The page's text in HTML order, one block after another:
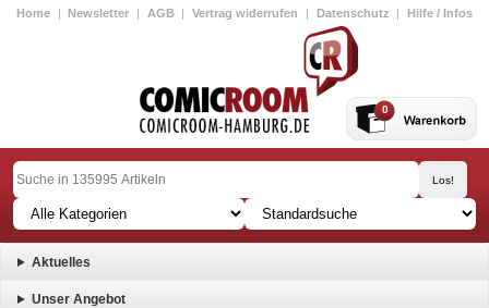
Home | Newsletter | AGB | Vertrag widerrufen | Datenschutz | Hilfe / Infos
0
Aktuelles
Unser Angebot